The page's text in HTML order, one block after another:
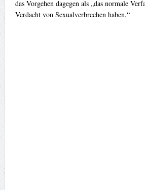
das Vorgehen dagegen als „das normale
Verdacht von Sexualverbrechen haben.“